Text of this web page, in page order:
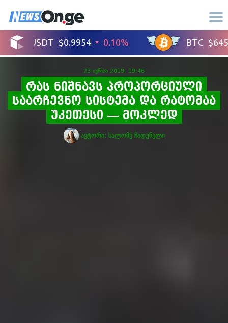
23 ივნისი 2019, 19:46
რას ნიშნავს პროპორციული
საარჩევნო სისტემა და რატომაა
უკეთესი — მოკლედ
ავტორი: სალომე ჩადუნელი